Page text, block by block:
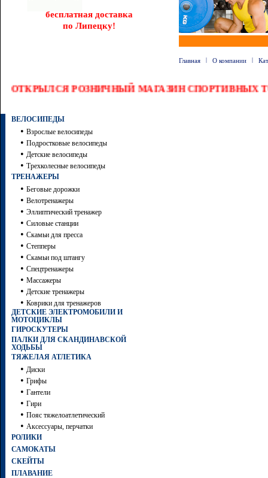
бесплатная доставка
по Липецку!
Главная | О компании |
ОТКРЫЛСЯ РОЗНИЧНЫЙ МАГАЗИН
ВЕЛОСИПЕДЫ
• Взрослые велосипеды
• Подростковые велосипеды
• Детские велосипеды
• Трехколесные велосипеды
ТРЕНАЖЕРЫ
• Беговые дорожки
• Велотренажеры
• Эллиптический тренажер
• Силовые станции
• Скамьи для пресса
• Степперы
• Скамьи под штангу
• Спецтренажеры
• Массажеры
• Детские тренажеры
• Коврики для тренажеров
ДЕТСКИЕ ЭЛЕКТРОМОБИЛИ И
МОТОЦИКЛЫ
ГИРОСКУТЕРЫ
ПАЛКИ ДЛЯ СКАНДИНАВСКОЙ
ХОДЬБЫ
ТЯЖЕЛАЯ АТЛЕТИКА
• Диски
• Грифы
• Гантели
• Гири
• Пояс тяжелоатлетический
• Аксессуары, перчатки
РОЛИКИ
САМОКАТЫ
СКЕЙТЫ
ПЛАВАНИЕ